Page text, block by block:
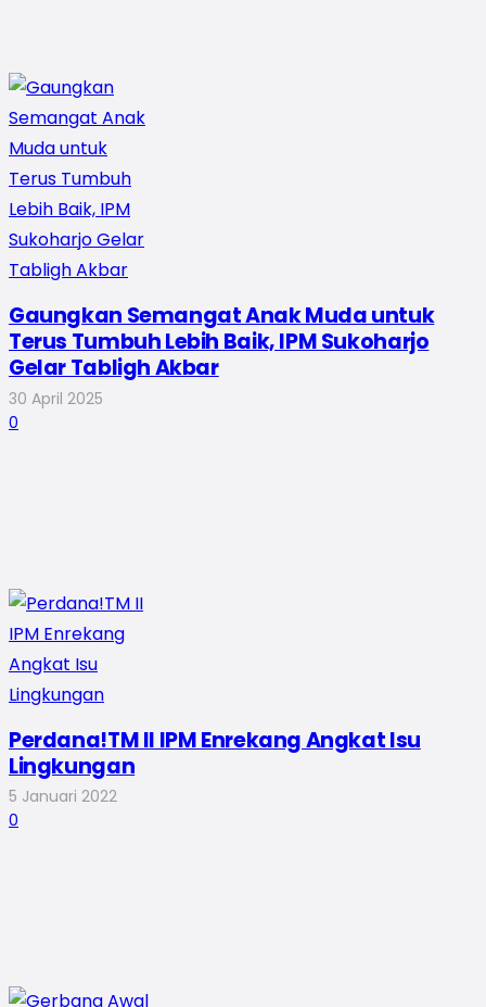
Gaungkan Semangat Anak Muda untuk
Terus Tumbuh Lebih Baik, IPM Sukoharjo
Gelar Tabligh Akbar
30 April 2025
0
Perdana!TM II IPM Enrekang Angkat Isu
Lingkungan
5 Januari 2022
0